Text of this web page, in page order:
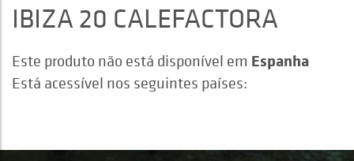
IBIZA 20 CALEFACTORA
Este produto não está disponível em Espanha
Está acessível nos seguintes países: